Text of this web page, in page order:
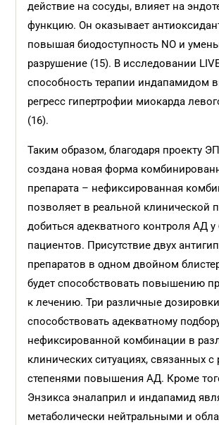
действие на сосуды, влияет на
функцию. Он оказывает
повышая биодоступность NO и
разрушение (15). В исследовании
способность терапии индапамидом
регресс гипертрофии миокарда
(16).
Таким образом, благодаря проекту
создана новая форма
препарата – нефиксированная
позволяет в реальной клинической
добиться адекватного контроля АД
пациентов. Присутствие двух
препаратов в одном двойном
будет способствовать повышению
к лечению. Три различные
способствовать адекватному
нефиксированной комбинации в
клинических ситуациях, связанных
степенями повышения АД. Кроме
Энзикса эналаприл и индапамид
метаболически нейтральными и